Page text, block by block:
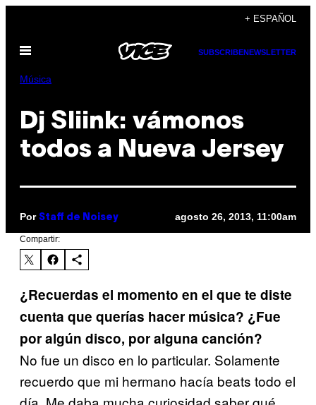
contenido
+ ESPAÑOL
Abrir
SUBSCRIBENEWSLETTER
Música
Dj Sliink: vámonos
todos a Nueva Jersey
Por Staff de Noisey agosto 26, 2013, 11:00am
Compartir:
¿Recuerdas el momento en el que te diste
cuenta que querías hacer música? ¿Fue
por algún disco, por alguna canción?
No fue un disco en lo particular. Solamente
recuerdo que mi hermano hacía beats todo el